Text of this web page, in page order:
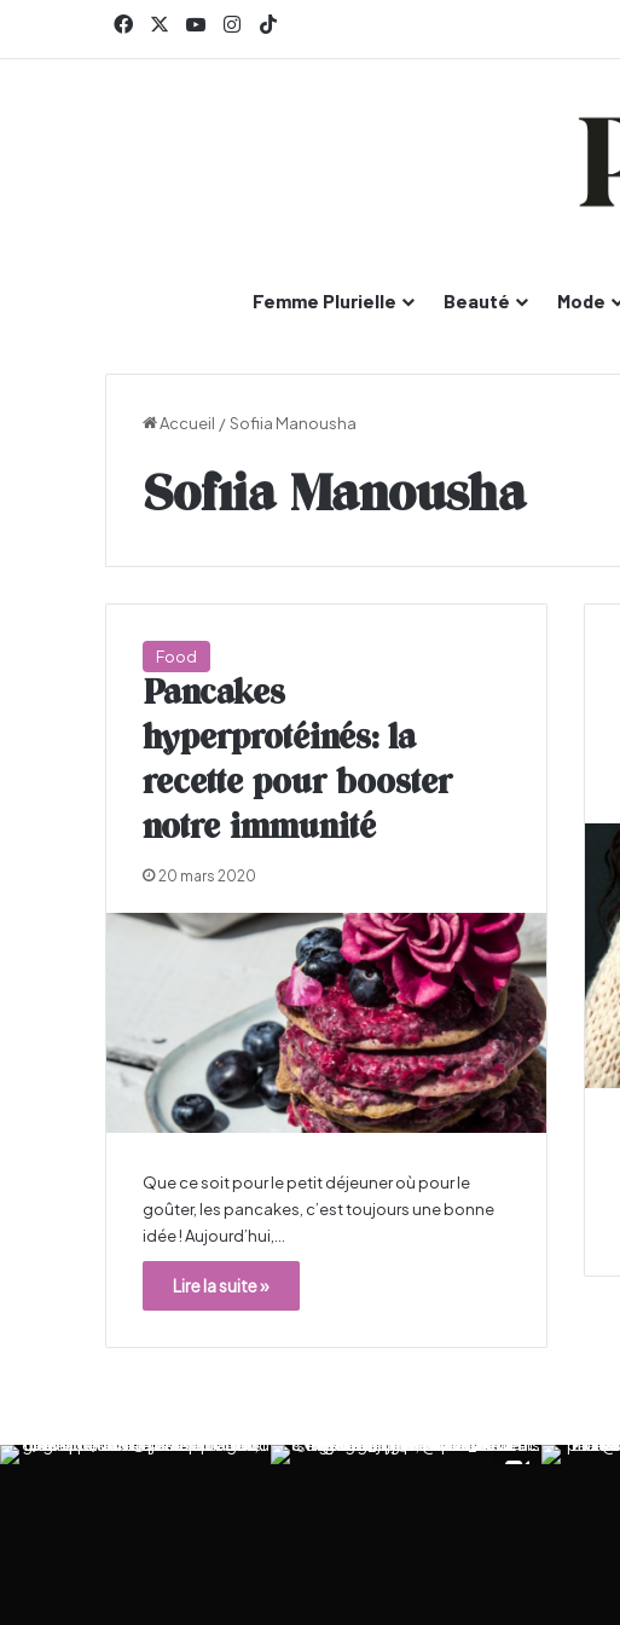
FacebookYouTubeInstagram
Femme Plurielle Beauté Mode
Accueil /Sofiia Manousha
Sofiia Manousha
Food
Pancakes
hyperprotéinés: la
recette pour booster
notre immunité
20 mars 2020
Que ce soit pour le petit déjeuner où pour le
goûter, les pancakes, c’est toujours une bonne
idée ! Aujourd’hui,…
Lire la suite »